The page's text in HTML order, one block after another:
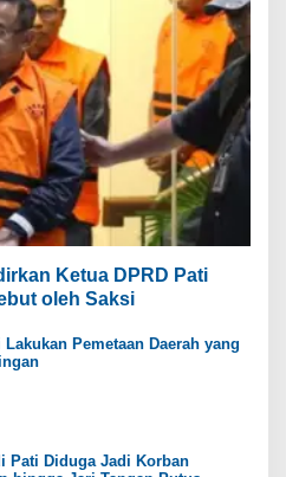
Ketua DPRD Pati
oleh Saksi
Lakukan Pemetaan Daerah yang
Pati Diduga Jadi Korban